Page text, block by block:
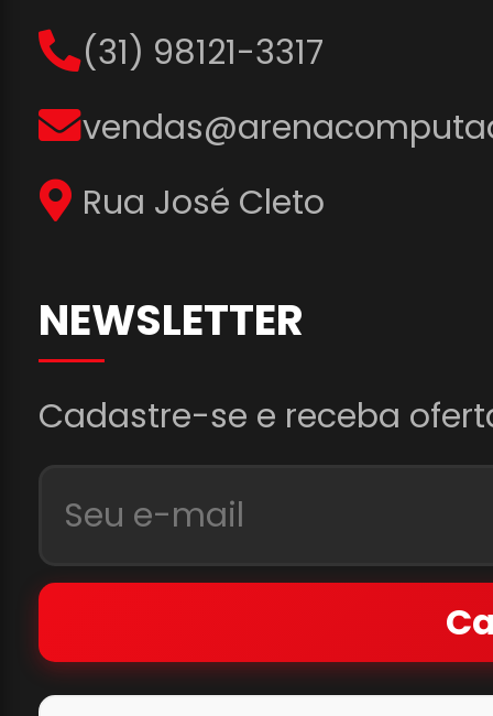
(31) 98121-3317
Rua José Cleto
NEWSLETTER
Cadastre-se e receba